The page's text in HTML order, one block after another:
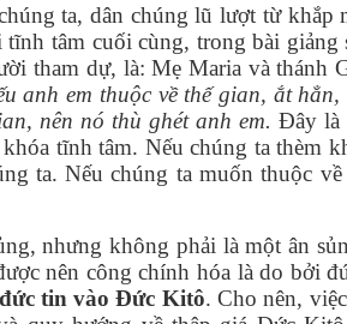
ta, dân chúng lũ lượt từ khắp
tâm cuối cùng, trong bài giảng
tham dự, là: Mẹ Maria và thánh
anh em thuộc về thế gian, ắt hẳn,
nên nó thù ghét anh em. Đây là
tĩnh tâm. Nếu chúng ta thèm
ta. Nếu chúng ta muốn thuộc
nhưng không phải là một ân
nên công chính hóa là do bởi
đức tin vào Đức Kitô. Cho nên,